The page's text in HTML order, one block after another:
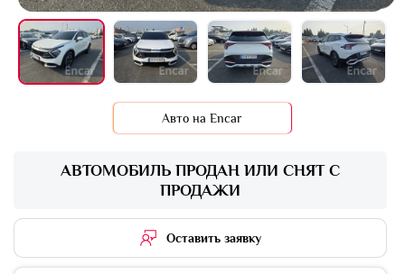
АВТОМОБИЛЬ ПРОДАН ИЛИ СНЯТ С
ПРОДАЖИ
Оставить заявку
Авто на Encar